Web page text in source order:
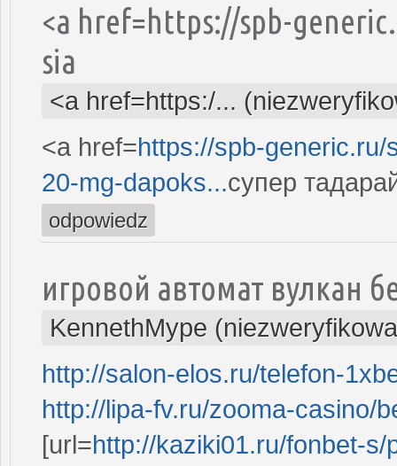
<a href=https://spb-
sia
<a href=https:/...
<a href=https://spb-
20-mg-dapoks...супер
odpowiedz
игровой автомат вулкан
KennethMype
http://salon-elos.ru/telefon-
http://lipa-fv.ru/zooma-casino/
[url=http://kaziki01.ru/fonbet-s/